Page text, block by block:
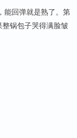
能回弹就是熟了。第
锅包子哭得满脸皱